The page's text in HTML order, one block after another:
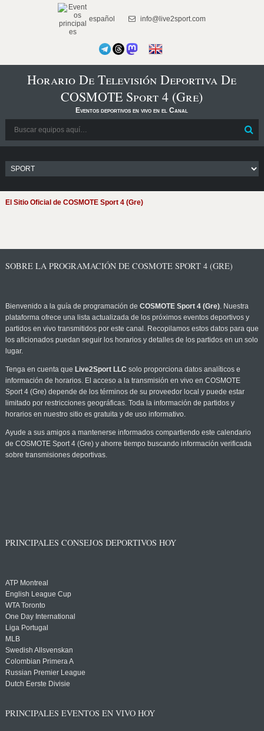
español info@live2sport.com
Horario De Televisión Deportiva De
COSMOTE Sport 4 (Gre)
Eventos deportivos en vivo en el Canal
El Sitio Oficial de COSMOTE Sport 4 (Gre)
SOBRE LA PROGRAMACIÓN DE COSMOTE SPORT 4 (GRE)
Bienvenido a la guía de programación de COSMOTE Sport 4 (Gre). Nuestra
plataforma ofrece una lista actualizada de los próximos eventos deportivos y
partidos en vivo transmitidos por este canal. Recopilamos estos datos para que
los aficionados puedan seguir los horarios y detalles de los partidos en un solo
lugar.
Tenga en cuenta que Live2Sport LLC solo proporciona datos analíticos e
información de horarios. El acceso a la transmisión en vivo en COSMOTE
Sport 4 (Gre) depende de los términos de su proveedor local y puede estar
limitado por restricciones geográficas. Toda la información de partidos y
horarios en nuestro sitio es gratuita y de uso informativo.
Ayude a sus amigos a mantenerse informados compartiendo este calendario
de COSMOTE Sport 4 (Gre) y ahorre tiempo buscando información verificada
sobre transmisiones deportivas.
PRINCIPALES CONSEJOS DEPORTIVOS HOY
ATP Montreal
English League Cup
WTA Toronto
One Day International
Liga Portugal
MLB
Swedish Allsvenskan
Colombian Primera A
Russian Premier League
Dutch Eerste Divisie
PRINCIPALES EVENTOS EN VIVO HOY